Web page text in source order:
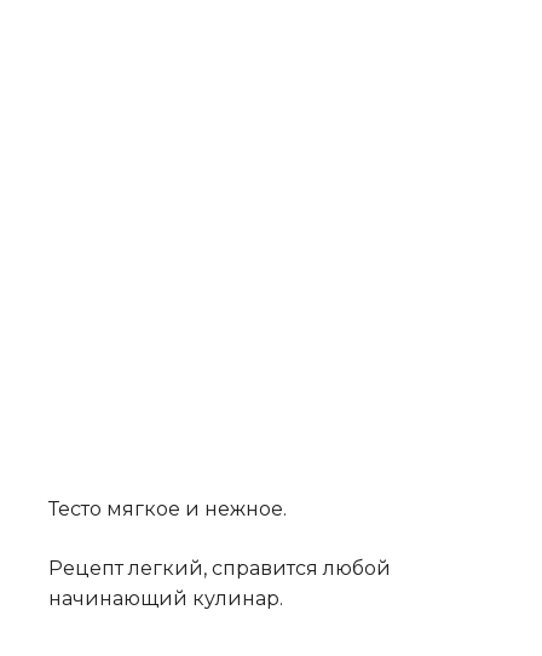
Тесто мягкое и нежное.
Рецепт легкий, справится любой
начинающий кулинар.